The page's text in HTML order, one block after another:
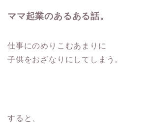
ママ起業のあるある話。
仕事にのめりこむあまりに
子供をおざなりにしてしまう。
すると、